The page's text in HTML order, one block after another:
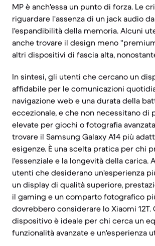
MP è anch'essa un punto di forza. Le
riguardare l'assenza di un jack audio
l'espandibilità della memoria. Alcuni
anche trovare il design meno
altri dispositivi di fascia alta,
In sintesi, gli utenti che cercano un
affidabile per le comunicazioni
navigazione web e una durata della
eccezionale, e che non necessitano di
elevate per giochi o fotografia
trovare il Samsung Galaxy A14 più
esigenze. È una scelta pratica per chi
l'essenziale e la longevità della carica.
utenti che desiderano un'esperienza
un display di qualità superiore,
il gaming e un comparto fotografico
dovrebbero considerare lo Xiaomi 12T.
dispositivo è ideale per chi cerca un
funzionalità avanzate e un'esperienza